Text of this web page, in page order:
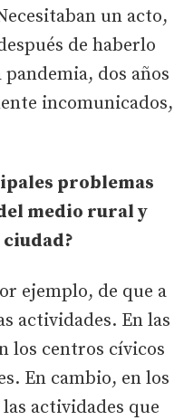
un acto,
de haberlo
dos años
incomunicados,
problemas
medio rural y
ciudad?
ejemplo, de que a
actividades. En las
los centros cívicos
En cambio, en los
actividades que